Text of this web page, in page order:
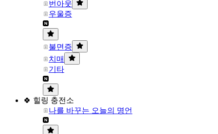
번아웃
우울증
불면증
치매
기타
🍀 힐링 충전소
나를 바꾸는 오늘의 명언